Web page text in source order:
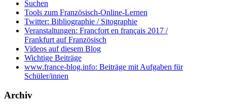
Suchen
Tools zum Französisch-Online-Lernen
Twitter: Bibliographie / Sitographie
Veranstaltungen: Francfort en français 2017 /
Frankfurt auf Französisch
Videos auf diesem Blog
Wichtige Beiträge
www.france-blog.info: Beiträge mit Aufgaben für
Schüler/innen
Archiv